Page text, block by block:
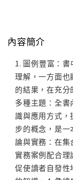
內容簡介
1. 圖例豐富：
理解，一方面也
的結果，在充
多種主題：全
識與應用方式，
步的概念，是
論與實務：在集
實務案例配合理
促使讀者自發性